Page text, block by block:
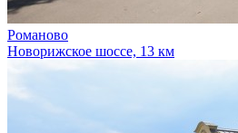
Романово
Новорижское шоссе, 13 км